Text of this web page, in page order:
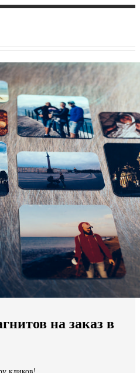
на заказ в